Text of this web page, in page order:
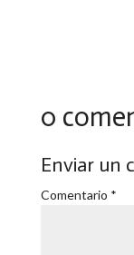
0
Enviar un
Comentario *